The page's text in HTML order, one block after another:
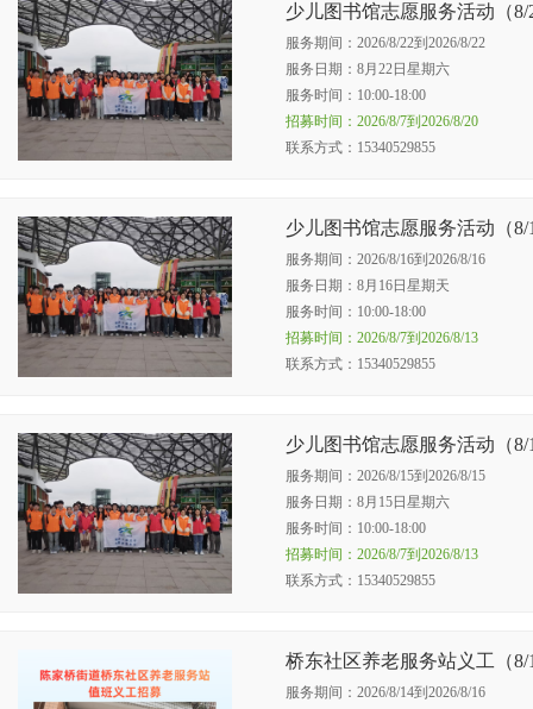
少儿图书馆志愿服务活动（8/
服务期间：2026/8/22到2026/8/22
服务日期：8月22日星期六
服务时间：10:00-18:00
招募时间：2026/8/7到2026/8/20
联系方式：‭15340529855‬
少儿图书馆志愿服务活动（8/
服务期间：2026/8/16到2026/8/16
服务日期：8月16日星期天
服务时间：10:00-18:00
招募时间：2026/8/7到2026/8/13
联系方式：‭15340529855‬
少儿图书馆志愿服务活动（8/
服务期间：2026/8/15到2026/8/15
服务日期：8月15日星期六
服务时间：10:00-18:00
招募时间：2026/8/7到2026/8/13
联系方式：‭15340529855‬
桥东社区养老服务站义工（8/
服务期间：2026/8/14到2026/8/16